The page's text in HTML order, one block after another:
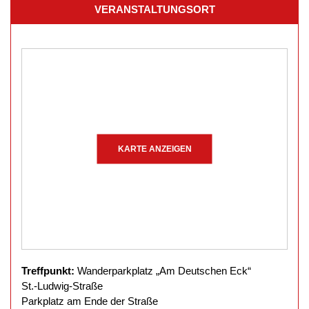
VERANSTALTUNGSORT
KARTE ANZEIGEN
Treffpunkt: Wanderparkplatz „Am Deutschen Eck“
St.-Ludwig-Straße
Parkplatz am Ende der Straße